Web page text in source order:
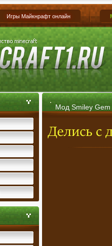
Игры Майкнрафт онлайн
Мод Smiley